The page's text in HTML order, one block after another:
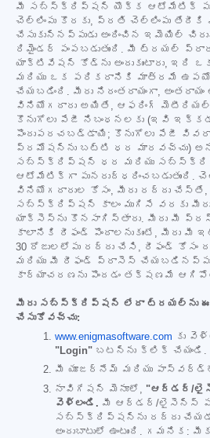
మీ సబ్‌స్క్రిప్షన్ యొక్క ఆటోమేటిక్
చెల్లింపు కొరకు, ప్రతి చెల్లింపు తేదీకి
చేసుకున్నప్పుడు అందించిన ఇమెయిల్
రిమైండర్ పంపబడుతుంది. మీ ట్రయల్
యాక్టివేషన్ కోడ్‌ను అందుకుంటారు, ఇది
మరియు ఒక పరికరానికి మాత్రమే
చేయబడింది. మీరు నిరంతరాయంగా,
వినియోగదారు అయితే, ఆఫరింగ్
కొనుగోలు పేజీ నిబంధనలకు (ఇవి
పొందుపరచబడ్డాయి; కొనుగోలు పేజీ
ప్రమోషన్‌ను బట్టి ధర మారవచ్చు)
సబ్‌స్క్రిప్షన్ ధర మరియు
ఆటోమేటిక్‌గా పునరుద్ధరించబడుతుంది.
వినియోగదారుల కోసం, మీరు రద్దు చేస్తే,
సబ్‌స్క్రిప్షన్ కాలం ముగిసే వరకు
యాక్సెస్‌ను కొనసాగిస్తారు. మీరు మీ
కాలానికి రీఫండ్ పొందాలనుకుంటే, మీరు మీ
30 రోజులలోపు రద్దు చేసి, రీఫండ్ కోసం
మరియు మీ రీఫండ్ ప్రాసెస్
కార్యాచరణను పొందడం తక్షణమే
మీరు సబ్‌స్క్రిప్షన్ లేదా ట్రయల్‌ను ఈ
చేసుకోవచ్చు:
www.enigmasoftware.com కు
"Login" బటన్‌ను క్లిక్ చేయండి.
మీ యూజర్‌నేమ్ మరియు
నావిగేషన్ మెనూలో, "ఆర్డర్/
వెళ్లండి. మీ ఆర్డర్/లైసెన్స్
సబ్‌స్క్రిప్షన్‌ను రద్దు
అందుబాటులో ఉంటుంది. గమనిక: